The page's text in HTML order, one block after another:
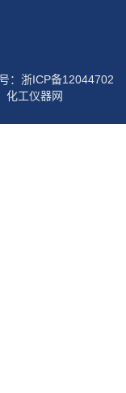
： 浙ICP备12044702
化工仪器网